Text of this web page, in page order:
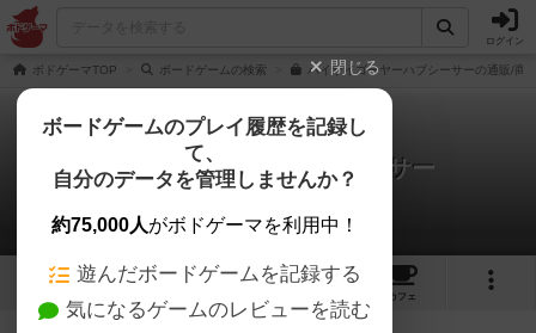
ログイン
ボドゲーマTOP ボードゲームの検索 ハイサイゴーヤーハブシーサーの通販/商
ハイサイゴーヤーハブシーサー
0件の動画
7 4
カフェ
閉じる
ボードゲームのプレイ履歴を記録し
て、
自分のデータを管理しませんか？
約75,000人がボドゲーマを利用中！
遊んだボードゲームを記録する
気になるゲームのレビューを読む